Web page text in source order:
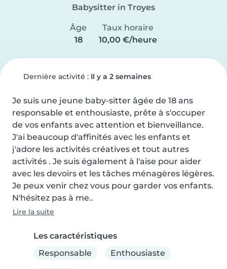
Babysitter in Troyes
Âge
18
Taux horaire
10,00 €/heure
Dernière activité : Il y a 2 semaines
Je suis une jeune baby-sitter âgée de 18 ans
responsable et enthousiaste, prête à s'occuper
de vos enfants avec attention et bienveillance.
J'ai beaucoup d'affinités avec les enfants et
j'adore les activités créatives et tout autres
activités . Je suis également à l'aise pour aider
avec les devoirs et les tâches ménagères légères.
Je peux venir chez vous pour garder vos enfants.
N'hésitez pas à me..
Lire la suite
Les caractéristiques
Responsable
Enthousiaste